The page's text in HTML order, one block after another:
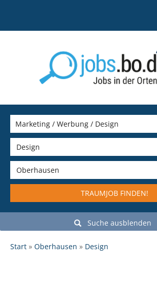
TRAUMJOB FINDEN!
Suche ausblenden
Start Oberhausen
Design